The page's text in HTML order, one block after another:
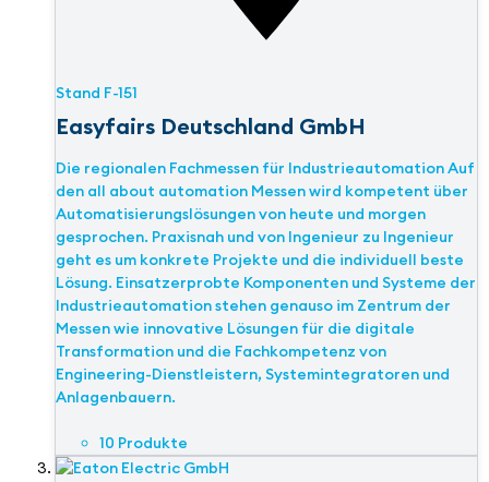
Stand F-151
Easyfairs Deutschland GmbH
Die regionalen Fachmessen für Industrieautomation Auf
den all about automation Messen wird kompetent über
Automatisierungslösungen von heute und morgen
gesprochen. Praxisnah und von Ingenieur zu Ingenieur
geht es um konkrete Projekte und die individuell beste
Lösung. Einsatzerprobte Komponenten und Systeme der
Industrieautomation stehen genauso im Zentrum der
Messen wie innovative Lösungen für die digitale
Transformation und die Fachkompetenz von
Engineering-Dienstleistern, Systemintegratoren und
Anlagenbauern.
10 Produkte